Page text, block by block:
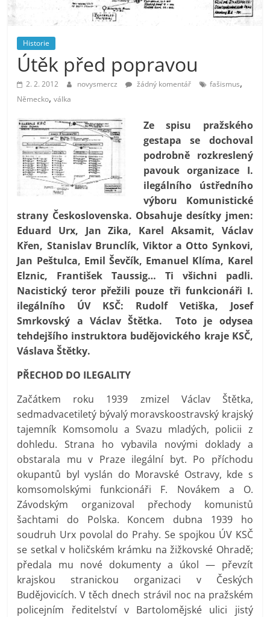
prospívá?
Historie
Útěk před popravou
2. 2. 2012 novysmercz žádný komentář fašismus,
Německo,válka
Ze spisu pražského
gestapa se dochoval
podrobně rozkreslený
pavouk organizace I.
ilegálního ústředního
výboru Komunistické
strany Československa. Obsahuje desítky jmen:
Eduard Urx, Jan Zika, Karel Aksamit, Václav
Křen, Stanislav Brunclík, Viktor a Otto Synkovi,
Jan Peštulca, Emil Ševčík, Emanuel Klíma, Karel
Elznic, František Taussig… Ti všichni padli.
Nacistický teror přežili pouze tři funkcionáři I.
ilegálního ÚV KSČ: Rudolf Vetiška, Josef
Smrkovský a Václav Štětka. Toto je odysea
tehdejšího instruktora budějovického kraje KSČ,
Váslava Štětky.
PŘECHOD DO ILEGALITY
Začátkem roku 1939 zmizel Václav Štětka,
sedmadvacetiletý bývalý moravskoostravský krajský
tajemník Komsomolu a Svazu mladých, policii z
dohledu. Strana ho vybavila novými doklady a
obstarala mu v Praze ilegální byt. Po příchodu
okupantů byl vyslán do Moravské Ostravy, kde s
komsomolskými funkcionáři F. Novákem a O.
Závodským organizoval přechody komunistů
šachtami do Polska. Koncem dubna 1939 ho
soudruh Urx povolal do Prahy. Se spojkou ÚV KSČ
se setkal v holičském krámku na žižkovské Ohradě;
předala mu nové dokumenty a úkol — převzít
krajskou stranickou organizaci v Českých
Budějovicích. V těch dnech strávil noc na pražském
policejním ředitelství v Bartolomějské ulici jistý